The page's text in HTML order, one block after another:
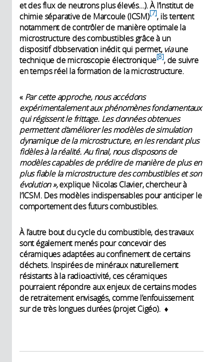
et des flux de neutrons plus élevés…). À l’Institut de
chimie séparative de Marcoule (ICSM) 7 , ils tentent
notamment de contrôler de manière optimale la
microstructure des combustibles grâce à un
dispositif d’observation inédit qui permet, viaune
technique de microscopie électronique 8 , de suivre
en temps réel la formation de la microstructure.
« Par cette approche, nous accédons
expérimentalement aux phénomènes fondamentaux
qui régissent le frittage. Les données obtenues
permettent d’améliorer les modèles de simulation
dynamique de la microstructure, en les rendant plus
fidèles à la réalité. Au final, nous disposons de
modèles capables de prédire de manière de plus en
plus fiable la microstructure des combustibles et son
évolution »,explique Nicolas Clavier, chercheur à
l’ICSM. Des modèles indispensables pour anticiper le
comportement des futurs combustibles.
À l’autre bout du cycle du combustible, des travaux
sont également menés pour concevoir des
céramiques adaptées au confinement de certains
déchets. Inspirées de minéraux naturellement
résistants à la radioactivité, ces céramiques
pourraient répondre aux enjeux de certains modes
de retraitement envisagés, comme l’enfouissement
sur de très longues durées (projet Cigéo). ♦